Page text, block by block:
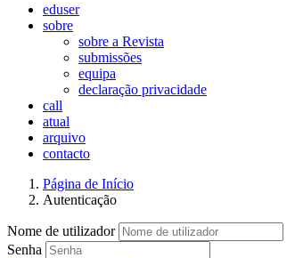
eduser
sobre
sobre a Revista
submissões
equipa
declaração privacidade
call
atual
arquivo
contacto
Página de Início
Autenticação
Nome de utilizador
Senha